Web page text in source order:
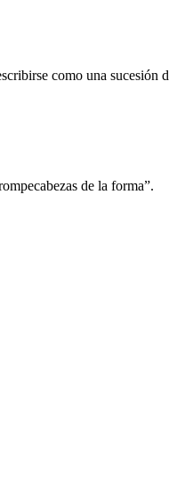
como una sucesión
de la forma”.